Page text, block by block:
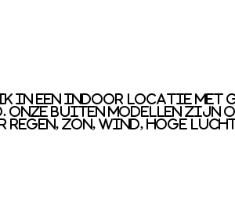
in een indoor locatie
buiten modellen
regen, zon, wind, hoge